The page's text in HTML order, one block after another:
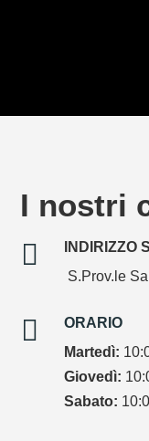
I nostri

INDIRIZZO
S.Prov.le

ORARIO
Martedì:
Giovedì:
Sabato: